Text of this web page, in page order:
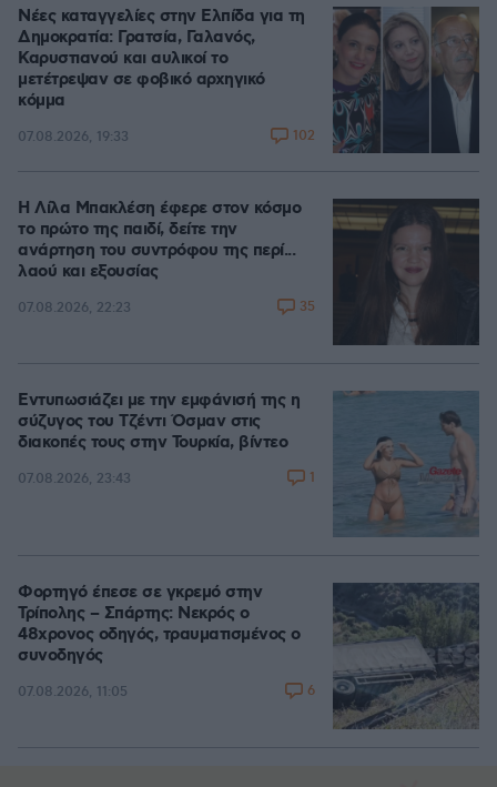
Νέες καταγγελίες στην Ελπίδα για τη
Δημοκρατία: Γρατσία, Γαλανός,
Καρυστιανού και αυλικοί το
μετέτρεψαν σε φοβικό αρχηγικό
κόμμα
07.08.2026, 19:33 102
Η Λίλα Μπακλέση έφερε στον κόσμο
το πρώτο της παιδί, δείτε την
ανάρτηση του συντρόφου της περί...
λαού και εξουσίας
07.08.2026, 22:23 35
Εντυπωσιάζει με την εμφάνισή της η
σύζυγος του Τζέντι Όσμαν στις
διακοπές τους στην Τουρκία, βίντεο
07.08.2026, 23:43 1
Φορτηγό έπεσε σε γκρεμό στην
Τρίπολης – Σπάρτης: Νεκρός ο
48χρονος οδηγός, τραυματισμένος ο
συνοδηγός
07.08.2026, 11:05 6